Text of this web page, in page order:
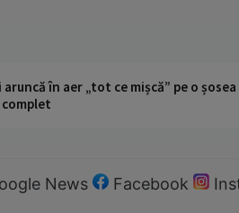
în aer „tot ce mișcă” pe o
News Facebook